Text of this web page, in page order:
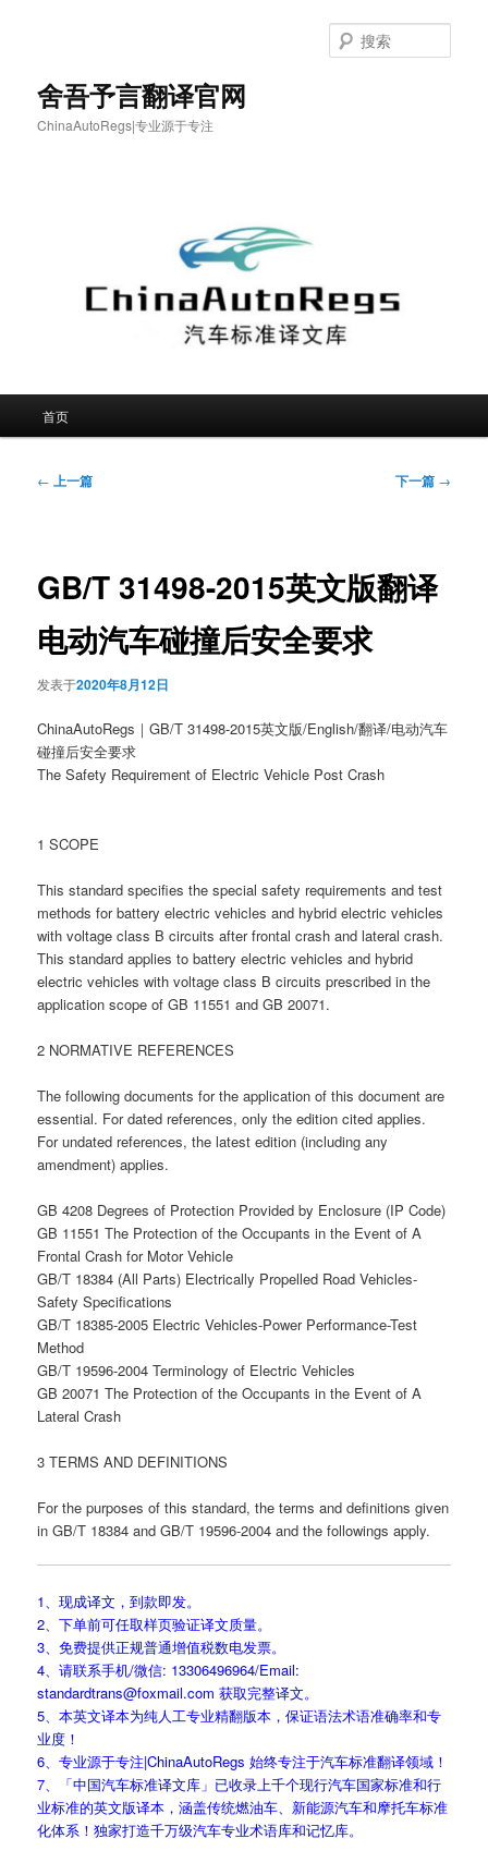
舍吾予言翻译官网
ChinaAutoRegs|专业源于专注
索
首页
文
← 上一篇 下一篇 →
GB/T 31498-2015英文版翻译
电动汽车碰撞后安全要求
发表于2020年8月12日
ChinaAutoRegs｜GB/T 31498-2015英文版/English/翻译/电动汽车
碰撞后安全要求
The Safety Requirement of Electric Vehicle Post Crash
1 SCOPE
This standard specifies the special safety requirements and test
methods for battery electric vehicles and hybrid electric vehicles
with voltage class B circuits after frontal crash and lateral crash.
This standard applies to battery electric vehicles and hybrid
electric vehicles with voltage class B circuits prescribed in the
application scope of GB 11551 and GB 20071.
2 NORMATIVE REFERENCES
The following documents for the application of this document are
essential. For dated references, only the edition cited applies.
For undated references, the latest edition (including any
amendment) applies.
GB 4208 Degrees of Protection Provided by Enclosure (IP Code)
GB 11551 The Protection of the Occupants in the Event of A
Frontal Crash for Motor Vehicle
GB/T 18384 (All Parts) Electrically Propelled Road Vehicles-
Safety Specifications
GB/T 18385-2005 Electric Vehicles-Power Performance-Test
Method
GB/T 19596-2004 Terminology of Electric Vehicles
GB 20071 The Protection of the Occupants in the Event of A
Lateral Crash
3 TERMS AND DEFINITIONS
For the purposes of this standard, the terms and definitions given
in GB/T 18384 and GB/T 19596-2004 and the followings apply.
1、现成译文，到款即发。
2、下单前可任取样页验证译文质量。
3、免费提供正规普通增值税数电发票。
4、请联系手机/微信: 13306496964/Email:
standardtrans@foxmail.com 获取完整译文。
5、本英文译本为纯人工专业精翻版本，保证语法术语准确率和专
业度！
6、专业源于专注|ChinaAutoRegs 始终专注于汽车标准翻译领域！
7、「中国汽车标准译文库」已收录上千个现行汽车国家标准和行
业标准的英文版译本，涵盖传统燃油车、新能源汽车和摩托车标准
化体系！独家打造千万级汽车专业术语库和记忆库。